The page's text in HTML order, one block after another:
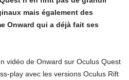
mais également des
Onward qui a déjà fait ses
vidéo de Onward sur Oculus Quest
play avec les versions Oculus Rift